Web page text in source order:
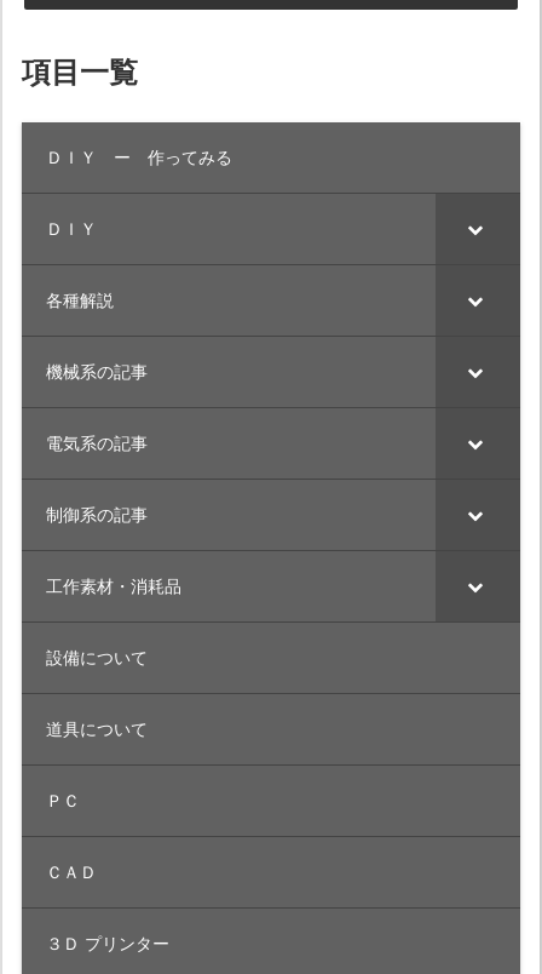
項目一覧
ＤＩＹ ー 作ってみる
ＤＩＹ
各種解説
機械系の記事
電気系の記事
制御系の記事
工作素材・消耗品
設備について
道具について
ＰＣ
ＣＡＤ
３Ｄ プリンター